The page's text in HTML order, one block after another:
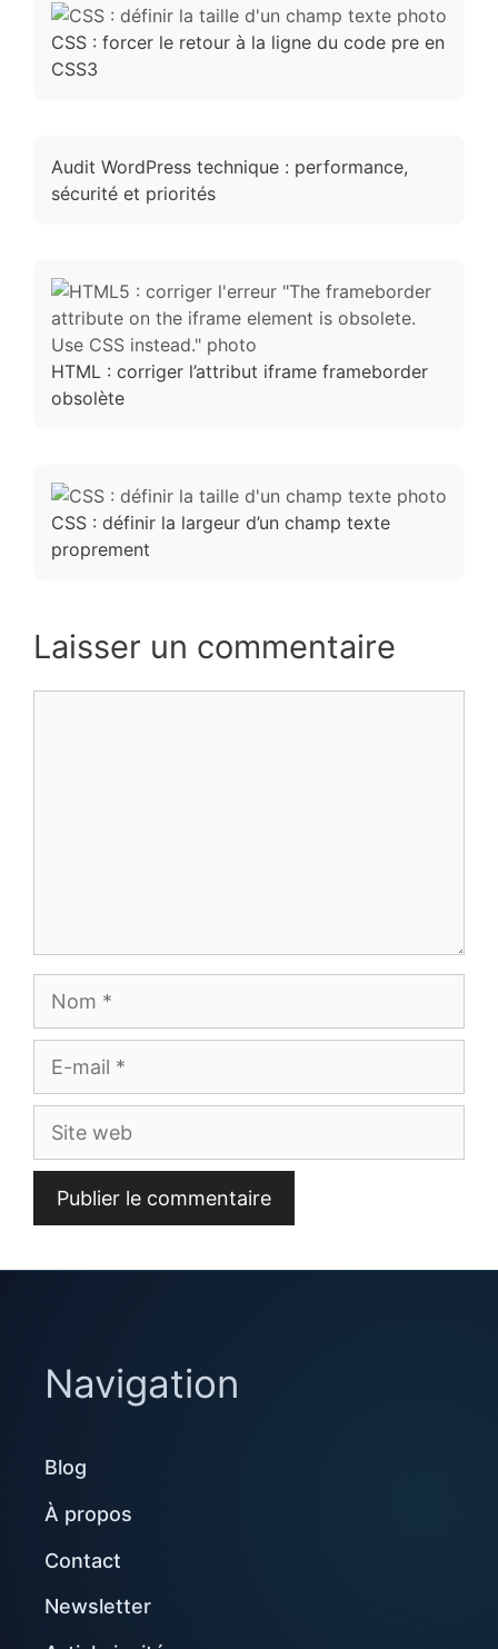
CSS : forcer le retour à la ligne du code pre en
CSS3
Audit WordPress technique : performance,
sécurité et priorités
HTML : corriger l’attribut iframe frameborder
obsolète
CSS : définir la largeur d’un champ texte
proprement
Laisser un commentaire
Site
Navigation
Blog
À propos
Contact
Newsletter